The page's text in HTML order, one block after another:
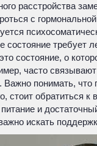
расстройства
с
состояние требует
состояние, о
часто
понимать, что
стоит обратиться
и
искать